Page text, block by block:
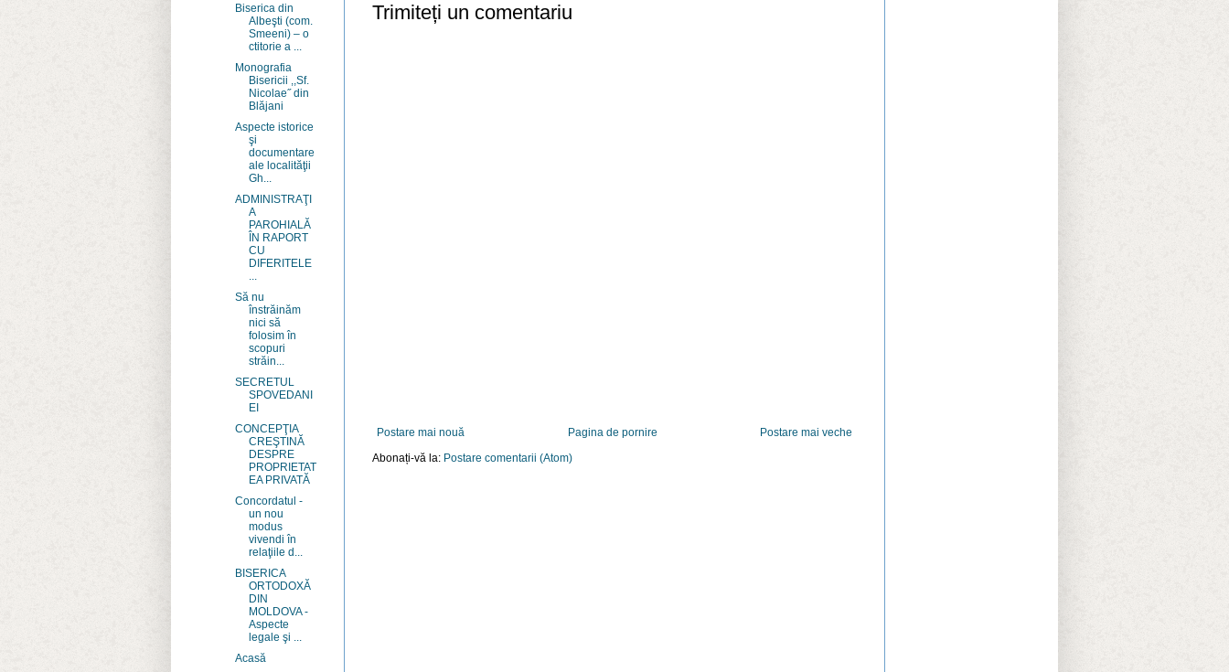
Trimiteți un comentariu
Postare mai nouă Postare mai veche
Pagina de pornire
Abonați-vă la: Postare comentarii (Atom)
Biserica din
Albeşti (com.
Smeeni) – o
ctitorie a ...
Monografia
Bisericii ,,Sf.
Nicolae˝ din
Blăjani
Aspecte istorice
şi
documentare
ale localităţii
Gh...
ADMINISTRAŢI
A
PAROHIALĂ
ÎN RAPORT
CU
DIFERITELE
...
Să nu
înstrăinăm
nici să
folosim în
scopuri
străin...
SECRETUL
SPOVEDANI
EI
CONCEPŢIA
CREŞTINĂ
DESPRE
PROPRIETAT
EA PRIVATĂ
Concordatul -
un nou
modus
vivendi în
relaţiile d...
BISERICA
ORTODOXĂ
DIN
MOLDOVA -
Aspecte
legale şi ...
Acasă